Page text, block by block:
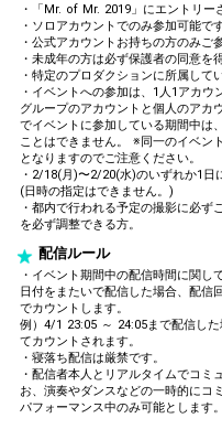
・「Mr. of Mr. 2019」にエントリー
・ソロアカウントでのみ参加可能です
・公式アカウントお持ちの方のみご
・未成年の方は必ず保護者の同意を
・特定のプロダクションに所属して
・イベントへの参加は、1人1アカウ
グループのアカウントと個人のアカ
でイベントに参加している期間中は
ことはできません。 ※同一のイベン
となりますのでご注意ください。
・2/18(月)〜2/20(水)のいずれか1日
(日時の指定はできません。)
・都内で行われる予定の撮影に必
を必ず調整できる方。
配信ルール
・イベント期間中の配信時間に関し
日付をまたいで配信した場合、配信
でカウントします。
例）4/1 23:05 ～ 24:05まで配信し
てカウントされます。
・寝落ち配信は厳禁です。
・配信者本人とリアルタイムでコミ
お、演奏やダンスなどの一時的にコ
パフォーマンス中のみ可能とします。